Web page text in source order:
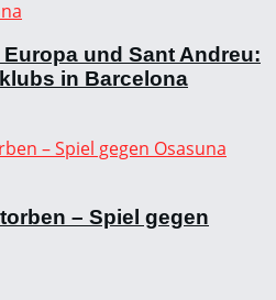
und Sant Andreu:
in Barcelona
– Spiel gegen